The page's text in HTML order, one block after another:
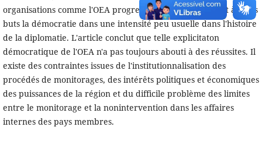
organisations comme l'OEA progressivement incorporent à leurs
buts la démocratie dans une intensité peu usuelle dans l'histoire
de la diplomatie. L'article conclut que telle explicitaton
démocratique de l'OEA n'a pas toujours abouti à des réussites. Il
existe des contraintes issues de l'institutionnalisation des
procédés de monitorages, des intérêts politiques et économiques
des puissances de la région et du difficile problème des limites
entre le monitorage et la nonintervention dans les affaires
internes des pays membres.